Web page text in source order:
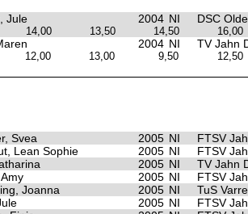
Jule 2004 NI DSC
14,00 13,50 14,50 16,00
2004 NI TV Jahn
12,00 13,00 9,50 12,50
Svea 2005 NI
FTSV
Lean Sophie 2005 NI
FTSV
2005 NI
TV Jahn
2005 NI
FTSV
Joanna 2005 NI
TuS
2005 NI
FTSV